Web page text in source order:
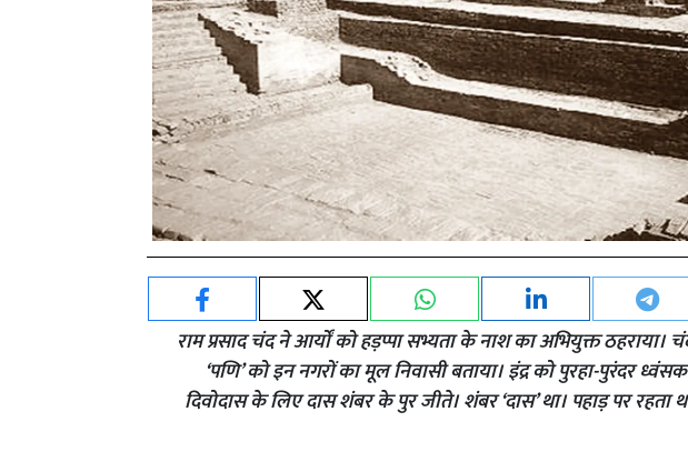
राम प्रसाद चंद ने आर्यों को हड़प्पा सभ्यता के नाश का अभियुक्त ठहराया।
‘पणि’ को इन नगरों का मूल निवासी बताया। इंद्र को पुरहा-पुरंदर
दिवोदास के लिए दास शंबर के पुर जीते। शंबर ‘दास’ था। पहाड़ पर